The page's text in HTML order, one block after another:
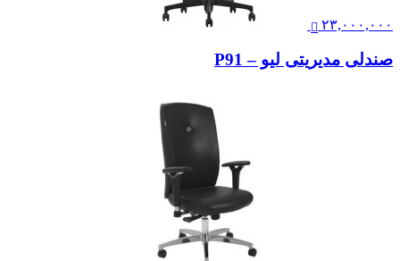
۲۳,۰۰۰,۰۰۰
صندلی مدیریتی لیو – P91